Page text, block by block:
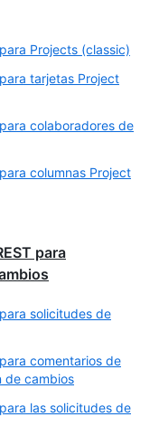
Projects (classic)
tarjetas Project
colaboradores de
columnas Project
para
solicitudes de
comentarios de
de cambios
las solicitudes de